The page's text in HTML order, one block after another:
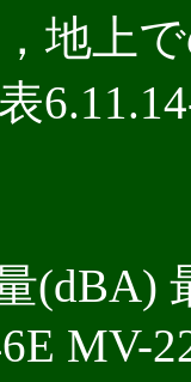
地上
22